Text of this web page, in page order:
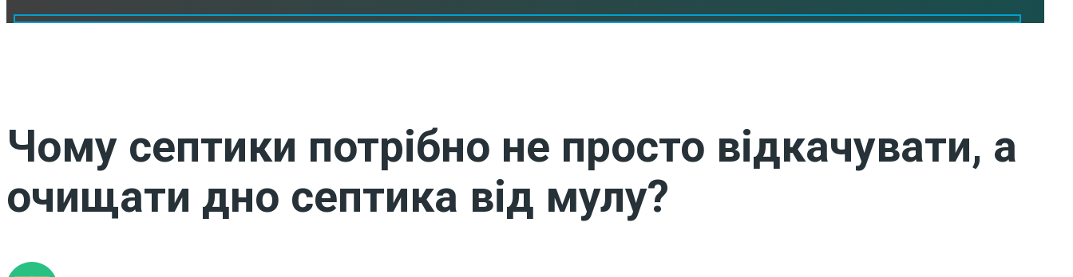
Чому септики потрібно не просто відкачувати, а
очищати дно септика від мулу?